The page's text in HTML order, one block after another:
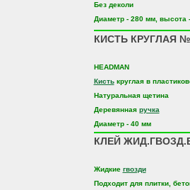
Без деколи
Диаметр - 280 мм, высота
КИСТЬ КРУГЛАЯ
HEADMAN
Кистькруглая в
Натуральная щетина
Деревянная ручка
Диаметр - 40 мм
КЛЕЙ
Жидкие гвозди
Подходит для плитки,